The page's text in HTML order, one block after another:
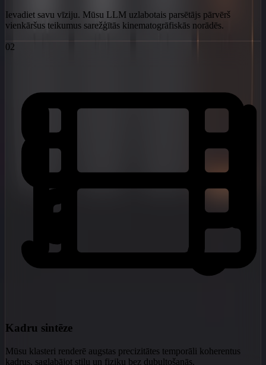
Ievadiet savu vīziju. Mūsu LLM uzlabotais parsētājs pārvērš
vienkāršus teikumus sarežģītās kinematogrāfiskās norādēs.
02
Kadru sintēze
Mūsu klasteri renderē augstas precizitātes temporāli koherentus
kadrus, saglabājot stilu un fiziku bez dubultošanās.